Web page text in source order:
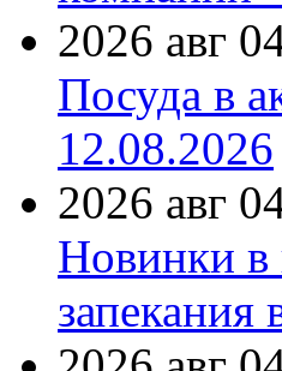
2026 авг
Посуда в
12.08.2026
2026 авг
Новинки в